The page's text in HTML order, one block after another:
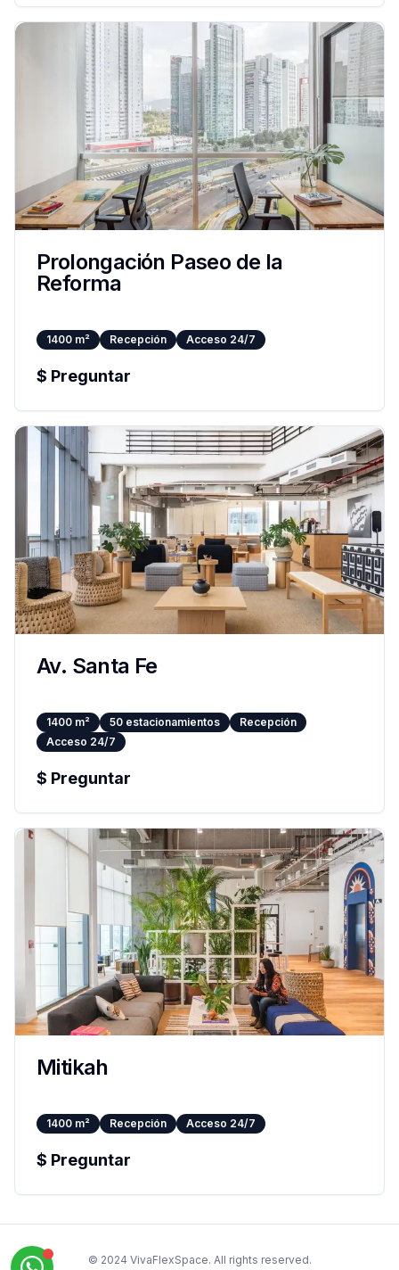
Prolongación Paseo de la
Reforma
1400 m² Recepción Acceso 24/7
$ Preguntar
Av. Santa Fe
1400 m² 50 estacionamientos
Recepción
Acceso 24/7
$ Preguntar
Mitikah
1400 m² Recepción Acceso 24/7
$ Preguntar
© 2024 VivaFlexSpace. All rights reserved.